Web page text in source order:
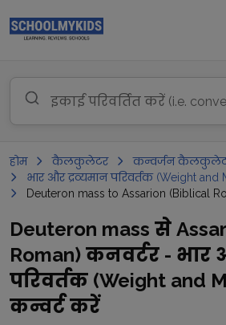
होम कैलकुलेटर
कन्वर्जन
भार और द्रव्यमान परिवर्तक (Weight and
Deuteron mass to Assarion (Biblical
Deuteron mass से
Roman) कनवर्टर - भार
परिवर्तक (Weight and
कन्वर्ट करें